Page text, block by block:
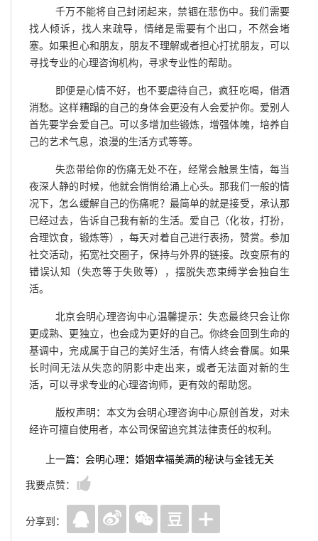
千万不能将自己封闭起来，禁锢在悲伤中。我们需要
找人倾诉，找人来疏导，情绪是需要有个出口，不然会堵
塞。如果担心和朋友，朋友不理解或者担心打扰朋友，可以
寻找专业的心理咨询机构，寻求专业性的帮助。
即便是心情不好，也不要虐待自己，疯狂吃喝，借酒
消愁。这样糟蹋的自己的身体会更没有人会爱护你。爱别人
首先要学会爱自己。可以多增加些锻炼，增强体魄，培养自
己的艺术气息，浪漫的生活方式等等。
失恋带给你的伤痛无处不在，经常会触景生情，每当
夜深人静的时候，他就会悄悄给涌上心头。那我们一般的情
况下，怎么缓解自己的伤痛呢？最简单的就是接受，承认那
已经过去，告诉自己我有新的生活。爱自己（化妆，打扮，
合理饮食，锻炼等），每天对着自己进行表扬，赞赏。参加
社交活动，拓宽社交圈子，保持与外界的链接。改变原有的
错误认知（失恋等于失败等），摆脱失恋束缚学会独自生
活。
北京会明心理咨询中心温馨提示：失恋最终只会让你
更成熟、更独立，也会成为更好的自己。你终会回到生命的
基调中，完成属于自己的美好生活，有情人终会眷属。如果
长时间无法从失恋的阴影中走出来，或者无法面对新的生
活，可以寻求专业的心理咨询师，更有效的帮助您。
版权声明：本文为会明心理咨询中心原创首发，对未
经许可擅自使用者，本公司保留追究其法律责任的权利。
上一篇：会明心理：婚姻幸福美满的秘诀与金钱无关
我要点赞：
分享到：